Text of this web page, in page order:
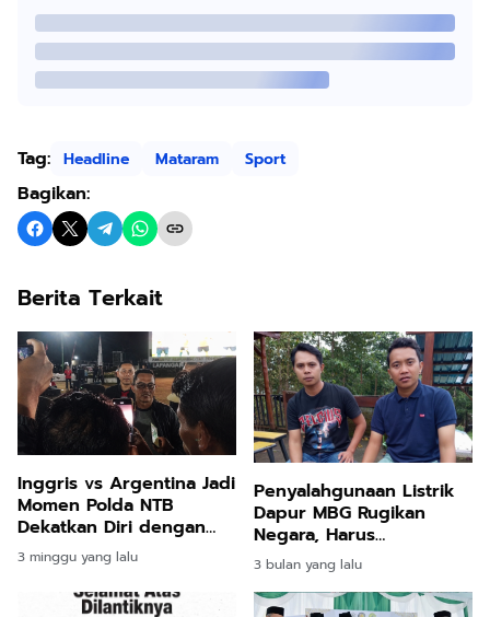
Tag: Headline Mataram Sport
Bagikan:
Berita Terkait
Inggris vs Argentina Jadi
Momen Polda NTB
Dekatkan Diri dengan
Masyarakat
3 minggu yang lalu
Penyalahgunaan Listrik
Dapur MBG Rugikan
Negara, Harus
Ditertibkan
3 bulan yang lalu